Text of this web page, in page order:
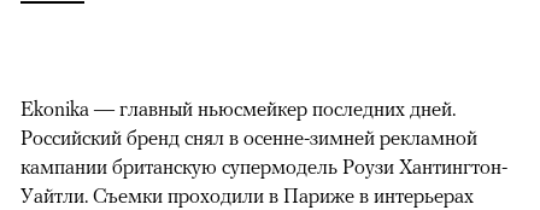
Ekonika — главный ньюсмейкер последних дней.
Российский бренд снял в осенне-зимней рекламной
кампании британскую супермодель Роузи Хантингтон-
Уайтли. Cъемки проходили в Париже в интерьерах